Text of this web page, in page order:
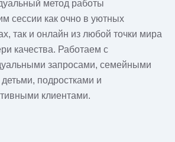
метод работы
сессии как очно в уютных
так и онлайн из любой точки мира
качества. Работаем с
запросами, семейными
подростками и
клиентами.